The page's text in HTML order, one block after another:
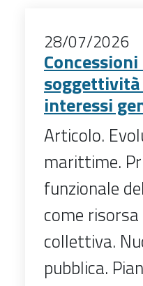
28/07/2026
interessi
Articolo.
marittime.
funzionale
come
collettiva.
pubblica.